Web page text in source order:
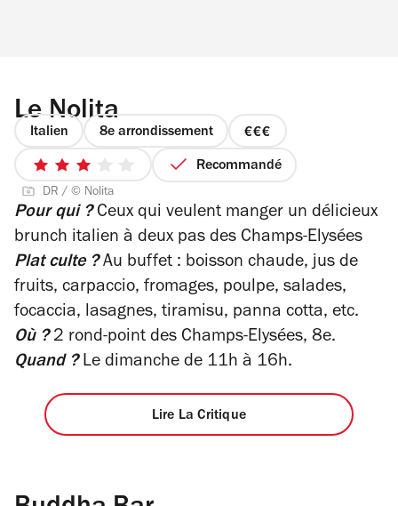
Le Nolita
Italien 8e arrondissement
prix
3
4
3
sur
5
étoiles
Recommandé
DR / © Nolita
Pour qui ?Ceux qui veulent manger un délicieux
brunch italien à deux pas des Champs-Elysées
Plat culte ?Au buffet : boisson chaude, jus de
fruits, carpaccio, fromages, poulpe, salades,
focaccia, lasagnes, tiramisu, panna cotta, etc.
Où ?2 rond-point des Champs-Elysées, 8e.
Quand ?Le dimanche de 11h à 16h.
Lire La Critique